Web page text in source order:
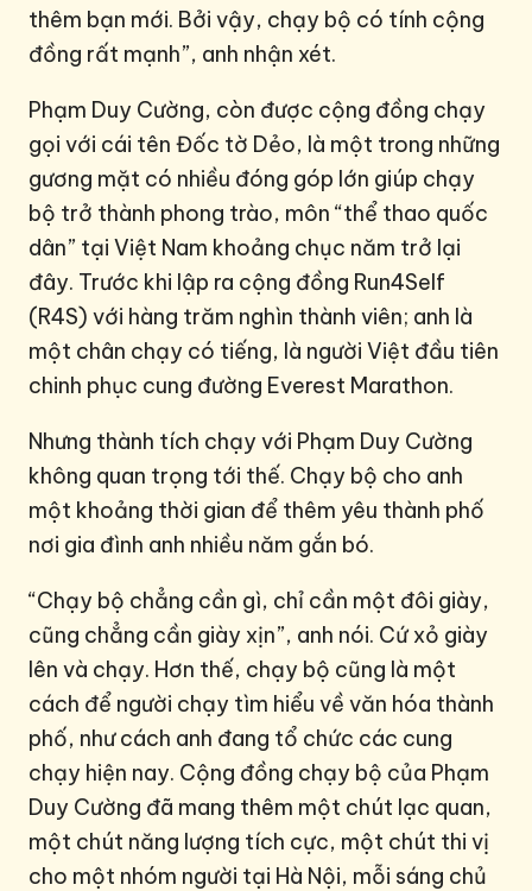
thêm bạn mới. Bởi vậy, chạy bộ có tính cộng
đồng rất mạnh”, anh nhận xét.
Phạm Duy Cường, còn được cộng đồng chạy
gọi với cái tên Đốc tờ Dẻo, là một trong những
gương mặt có nhiều đóng góp lớn giúp chạy
bộ trở thành phong trào, môn “thể thao quốc
dân” tại Việt Nam khoảng chục năm trở lại
đây. Trước khi lập ra cộng đồng Run4Self
(R4S) với hàng trăm nghìn thành viên; anh là
một chân chạy có tiếng, là người Việt đầu tiên
chinh phục cung đường Everest Marathon.
Nhưng thành tích chạy với Phạm Duy Cường
không quan trọng tới thế. Chạy bộ cho anh
một khoảng thời gian để thêm yêu thành phố
nơi gia đình anh nhiều năm gắn bó.
“Chạy bộ chẳng cần gì, chỉ cần một đôi giày,
cũng chẳng cần giày xịn”, anh nói. Cứ xỏ giày
lên và chạy. Hơn thế, chạy bộ cũng là một
cách để người chạy tìm hiểu về văn hóa thành
phố, như cách anh đang tổ chức các cung
chạy hiện nay. Cộng đồng chạy bộ của Phạm
Duy Cường đã mang thêm một chút lạc quan,
một chút năng lượng tích cực, một chút thi vị
cho một nhóm người tại Hà Nội, mỗi sáng chủ